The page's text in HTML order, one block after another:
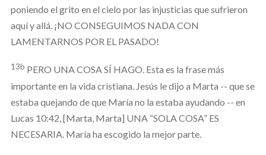
poniendo el grito en el cielo por las injusticias que sufrieron
aquí y allá. ¡NO CONSEGUIMOS NADA CON
LAMENTARNOS POR EL PASADO!
13b PERO UNA COSA SÍ HAGO. Esta es la frase más
importante en la vida cristiana. Jesús le dijo a Marta -- que se
estaba quejando de que María no la estaba ayudando -- en
Lucas 10:42, [Marta, Marta] UNA “SOLA COSA” ES
NECESARIA. María ha escogido la mejor parte.